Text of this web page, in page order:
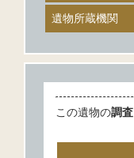
遺物所蔵機関
この遺物の調査